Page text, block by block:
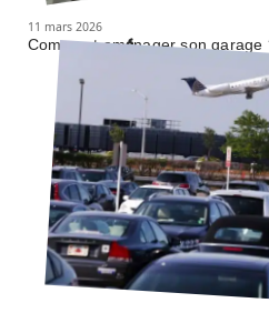
11 mars 2026
Comment aménager son garage